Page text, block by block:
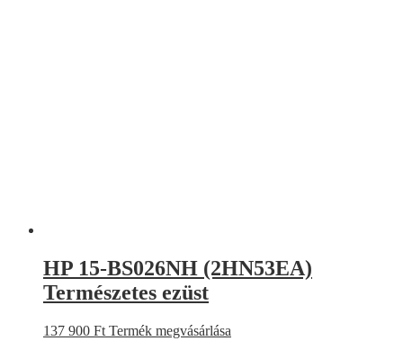
HP 15-BS026NH (2HN53EA)
Természetes ezüst
137 900 Ft Termék megvásárlása